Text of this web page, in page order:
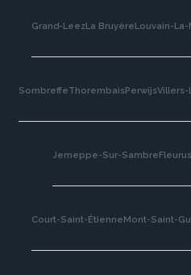
Grand-LeezLa Bruyère Louvain-La-
SombreffeThorembaisPerwijsVillers-
Jemeppe-Sur-Sambre Fleurus
Court-Saint-Étienne Mont-Saint-